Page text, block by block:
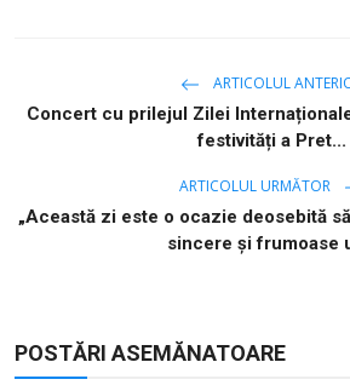
ARTICOLUL
Concert cu prilejul Zilei
festivități a Pret...
ARTICOLUL URMĂTOR
„Această zi este o ocazie deosebită
sincere şi frumoase
POSTĂRI ASEMĂNATOARE